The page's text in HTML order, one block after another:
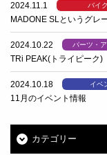
2024.11.1 バイク
MADONE SLというグレ
2024.10.22 パーツ・
TRi PEAK(トライピーク)
2024.10.18 イベ
11月のイベント情報
カテゴリー